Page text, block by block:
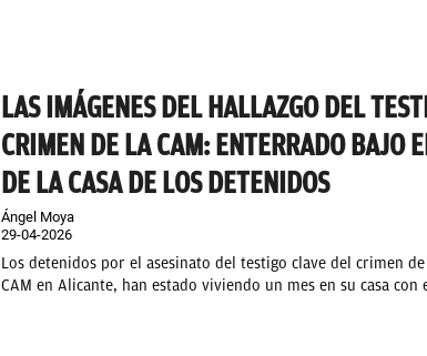
LAS IMÁGENES DEL HALLAZGO DEL
CRIMEN DE LA CAM: ENTERRADO BAJO
DE LA CASA DE LOS DETENIDOS
Ángel Moya
29-04-2026
Los detenidos por el asesinato del testigo clave del crimen
CAM en Alicante, han estado viviendo un mes en su casa con